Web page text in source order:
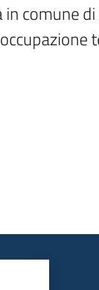
comune di